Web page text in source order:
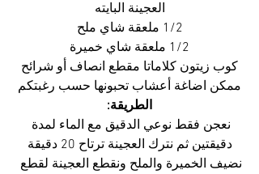
العجينة البايته
1/2 ملعقة شاي ملح
1/2 ملعقة شاي خميرة
كوب زيتون كلاماتا مقطع انصاف أو شرائح
ممكن اضاغة أعشاب تحبونها حسب رغبتكم
الطريقة:
نعجن فقط نوعي الدقيق مع الماء لمدة
دقيقتين ثم نترك العجينة ترتاح 20 دقيقة
نضيف الخميرة والملح ونقطع العجينة لقطع